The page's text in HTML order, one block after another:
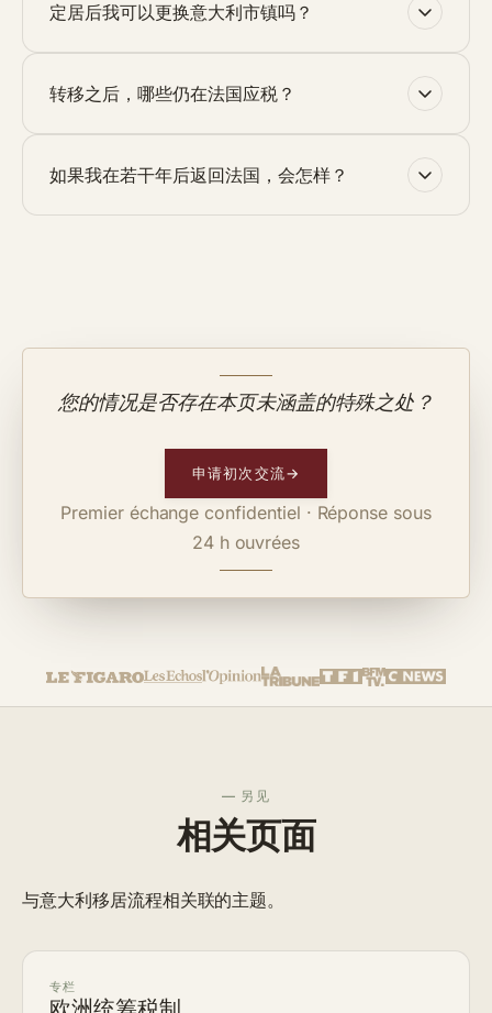
定居后我可以更换意大利市镇吗？
转移之后，哪些仍在法国应税？
如果我在若干年后返回法国，会怎样？
您的情况是否存在本页未涵盖的特殊之处？
申请初次交流→
Premier échange confidentiel · Réponse sous
24 h ouvrées
— 另见
相关页面
与意大利移居流程相关联的主题。
专栏